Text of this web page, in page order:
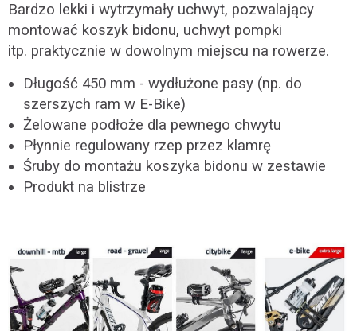
Bardzo lekki i wytrzymały uchwyt, pozwalający
montować koszyk bidonu, uchwyt pompki
itp. praktycznie w dowolnym miejscu na rowerze.
Długość 450 mm - wydłużone pasy (np. do
szerszych ram w E-Bike)
Żelowane podłoże dla pewnego chwytu
Płynnie regulowany rzep przez klamrę
Śruby do montażu koszyka bidonu w zestawie
Produkt na blistrze